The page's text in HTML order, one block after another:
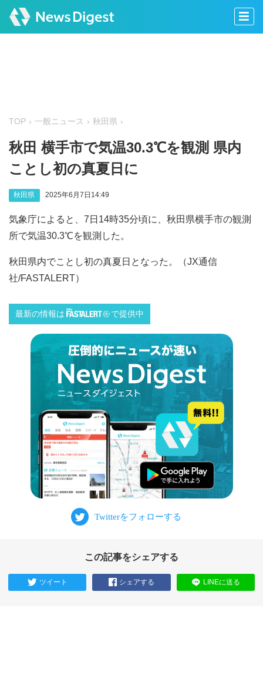
TOP 一般ニュース 秋田県
秋田 横手市で気温30.3℃を観測 県内
ことし初の真夏日に
秋田県 2025年6月7日14:49
気象庁によると、7日14時35分頃に、秋田県横手市の観測
所で気温30.3℃を観測した。
秋田県内でことし初の真夏日となった。（JX通信
社/FASTALERT）
最新の情報は で提供中
この記事をシェアする
ツイート シェアする LINEに送る